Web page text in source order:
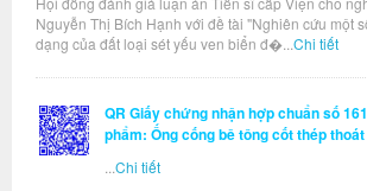
Nguyễn Thị Bích Hạnh với đề tài "Nghiên cứu một
dạng của đất loại sét yếu ven biển đ�... Chi tiết
QR Giấy chứng nhận hợp chuẩn số
phẩm: Ống cống bê tông cốt thép
Chi tiết